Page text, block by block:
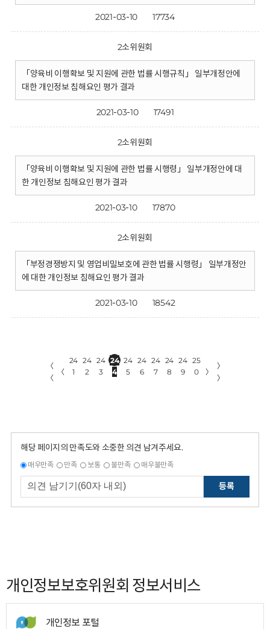
2021-03-10 17734
2소위원회
「양육비 이행확보 및 지원에 관한 법률 시행규칙」 일부개정안에
대한 개인정보 침해요인 평가 결과
2021-03-10 17491
2소위원회
「양육비 이행확보 및 지원에 관한 법률 시행령」 일부개정안에 대
한 개인정보 침해요인 평가 결과
2021-03-10 17870
2소위원회
「부정경쟁방지 및 영업비밀보호에 관한 법률 시행령」 일부개정안
에 대한 개인정보 침해요인 평가 결과
2021-03-10 18542
〈
〈
〈
24
1
24
2
24
3
24
4
24
5
24
6
24
7
24
8
24
9
25
0
〉
〉
〉
해당 페이지의 만족도와 소중한 의견 남겨주세요.
매우만족 만족 보통 불만족 매우불만족
등록
개인정보보호위원회 정보서비스
개인정보 포털